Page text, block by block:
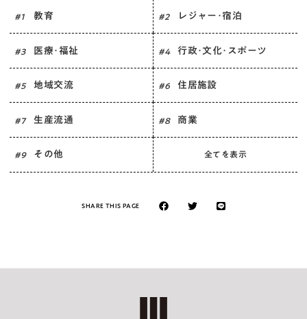
# 1 教育 # 2 レジャー･宿泊
# 3 医療･福祉 # 4 行政･文化･スポーツ
# 5 地域交流 # 6 住居施設
# 7 生産流通 # 8 商業
# 9 その他 全てを表示
SHARE THIS PAGE